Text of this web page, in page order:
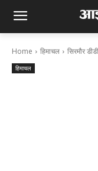
Home हिमाचल सिरमौर
हिमाचल